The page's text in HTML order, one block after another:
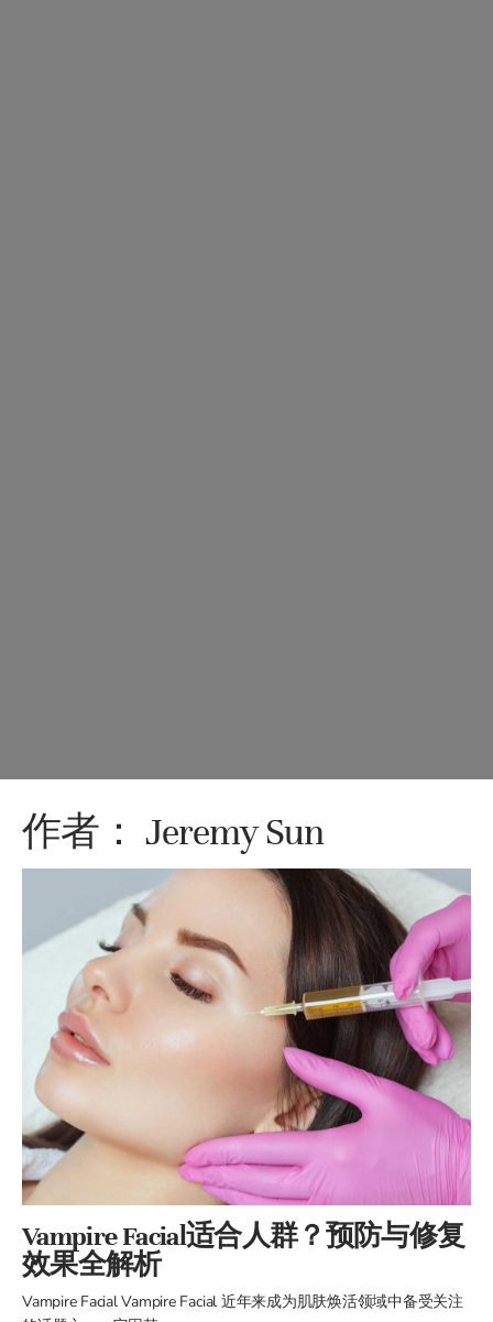
作者：Jeremy Sun
Vampire Facial适合人群？预防与修复
效果全解析
Vampire Facial Vampire Facial 近年来成为肌肤焕活领域中备受关注